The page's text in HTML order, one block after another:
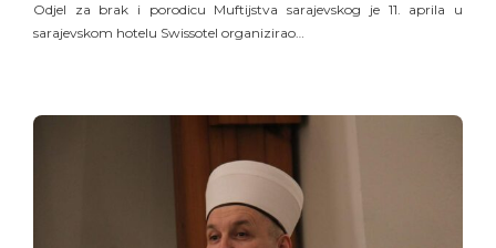
Odjel za brak i porodicu Muftijstva sarajevskog je 11. aprila u
sarajevskom hotelu Swissotel organizirao…